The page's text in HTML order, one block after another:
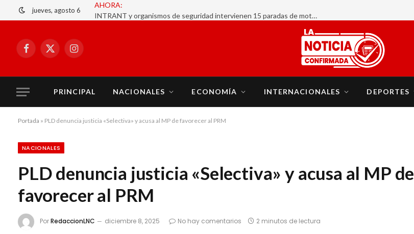
jueves, agosto 6
Facebook
X
Instagram
PRINCIPAL NACIONALES ECONOMÍA INTERNACIONALES DEPORTES
Portada » PLD denuncia justicia «Selectiva» y acusa al MP de favorecer al PRM
NACIONALES
PLD denuncia justicia «Selectiva» y acusa al MP de
favorecer al PRM
PorRedaccionLNC diciembre 8, 2025 No hay comentarios 2 minutos de lectura